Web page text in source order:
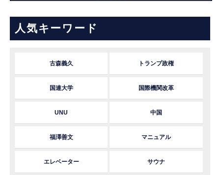
人気キーワード
古森義久 トランプ政権
国連大学 国際機関改革
UNU 中国
福澤善文 マニュアル
エレベーター サウナ